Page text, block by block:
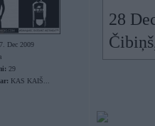
Dec 2009
29
KAS KAIŠ...
28